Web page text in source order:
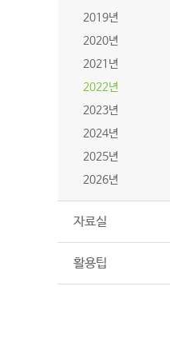
2019년
2020년
2021년
2022년
2023년
2024년
2025년
2026년
자료실
활용팁